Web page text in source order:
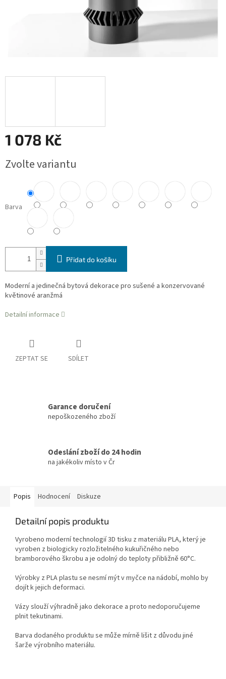
1 078 Kč
cena:
Zvolte variantu
Barva
Přidat do košíku
Moderní a jedinečná bytová dekorace pro sušené a konzervované
květinové aranžmá
Detailní informace
ZEPTAT SE SDÍLET
Garance doručení
nepoškozeného zboží
Odeslání zboží do 24 hodin
na jakékoliv místo v Čr
Popis Hodnocení Diskuze
Detailní popis produktu
Vyrobeno moderní technologií 3D tisku z materiálu PLA, který je
vyroben z biologicky rozložitelného kukuřičného nebo
bramborového škrobu a je odolný do teploty přibližně 60°C.
Výrobky z PLA plastu se nesmí mýt v myčce na nádobí, mohlo by
dojít k jejich deformaci.
Vázy slouží výhradně jako dekorace a proto nedoporučujeme
plnit tekutinami.
Barva dodaného produktu se může mírně lišit z důvodu jiné
šarže výrobního materiálu.